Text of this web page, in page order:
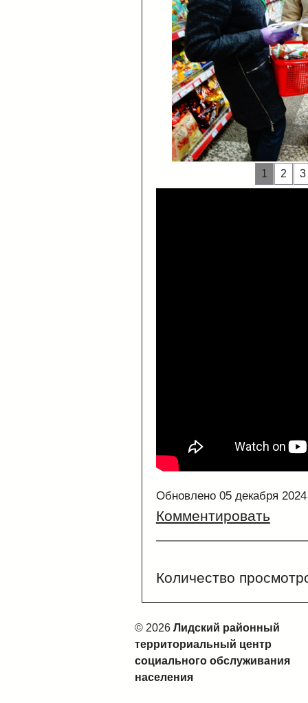
1 2 3
Обновлено 05 декабря 2024
Комментировать
Количество
© 2026 Лидский районный
территориальный центр
социального обслуживания
населения